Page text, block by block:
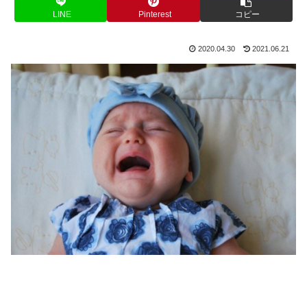
LINE Pinterest コピー
2020.04.30 2021.06.21